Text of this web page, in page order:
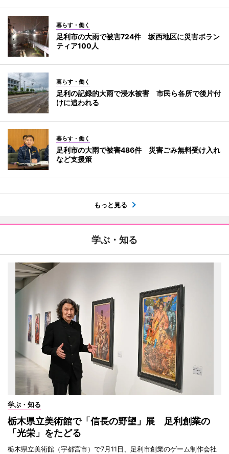
暮らす・働く
足利市の大雨で被害724件 坂西地区に災害ボラン
ティア100人
暮らす・働く
足利の記録的大雨で浸水被害 市民ら各所で後片付
けに追われる
暮らす・働く
足利市の大雨で被害486件 災害ごみ無料受け入れ
など支援策
もっと見る
学ぶ・知る
学ぶ・知る
栃木県立美術館で「信長の野望」展 足利創業の
「光栄」をたどる
栃木県立美術館（宇都宮市）で7月11日、足利市創業のゲーム制作会社